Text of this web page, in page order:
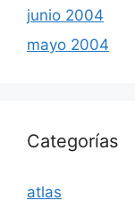
junio 2004
mayo 2004
Categorías
atlas